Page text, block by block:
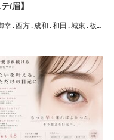
/眉】
幸.西方.成和.和田.城東.板